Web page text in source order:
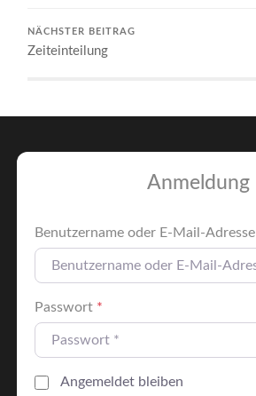
NÄCHSTER BEITRAG
Zeiteinteilung
Anmeldung
Benutzername oder E-Mail-Adresse
Passwort *
Angemeldet bleiben